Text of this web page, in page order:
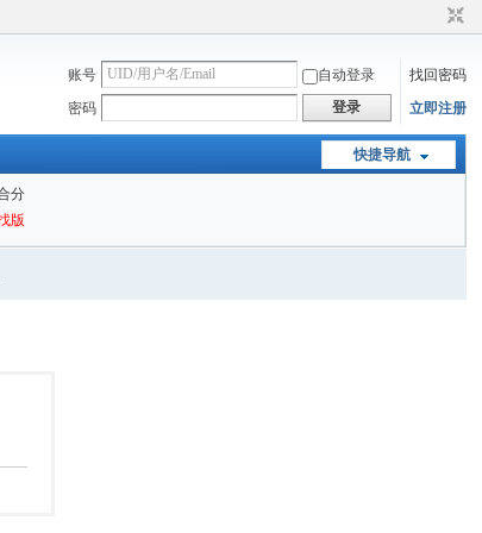
账号 自动登录
找回密码
密码
登录 立即注册
快捷导航
分
版